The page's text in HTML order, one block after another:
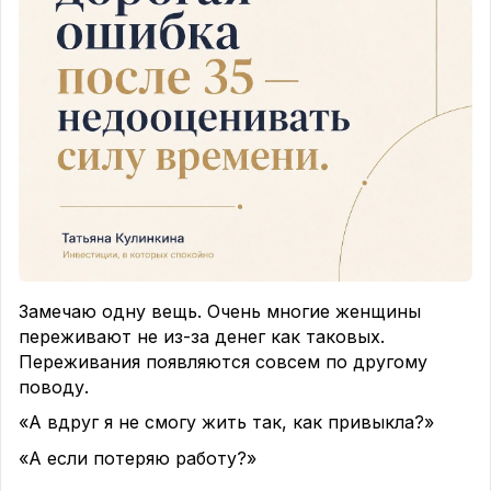
Замечаю одну вещь. Очень многие женщины
переживают не из-за денег как таковых.
Переживания появляются совсем по другому
поводу.
«А вдруг я не смогу жить так, как привыкла?»
«А если потеряю работу?»